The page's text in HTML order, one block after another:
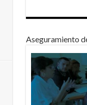
Aseguramiento